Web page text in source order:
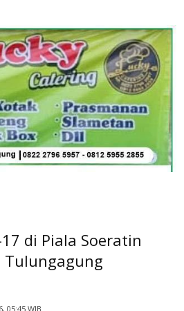
di Piala Soeratin
Tulungagung
05:45 WIB